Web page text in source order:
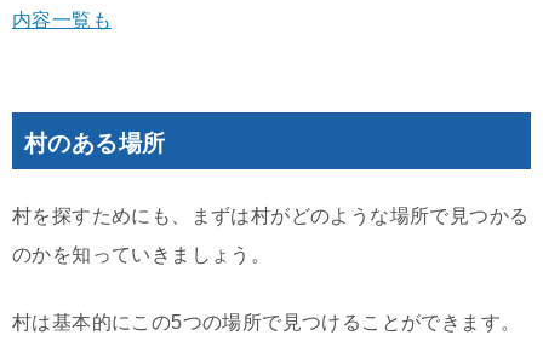
内容一覧も
村のある場所
村を探すためにも、まずは村がどのような場所で見つかる
のかを知っていきましょう。
村は基本的にこの5つの場所で見つけることができます。